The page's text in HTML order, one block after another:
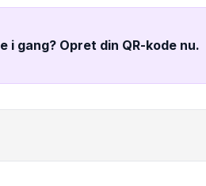
i gang? Opret din QR-kode nu.